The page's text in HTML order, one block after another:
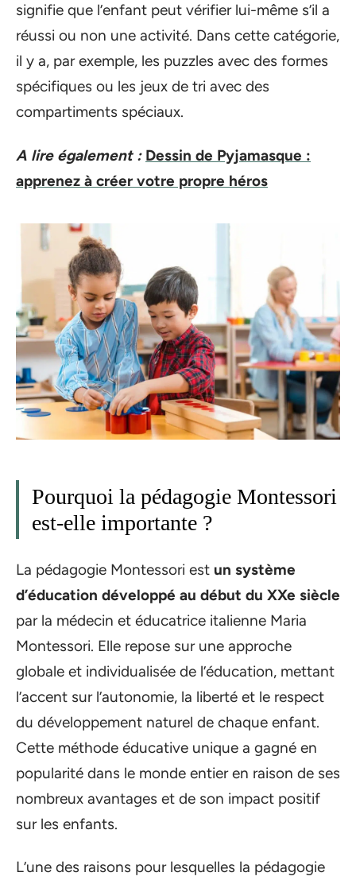
signifie que l’enfant peut vérifier lui-même s’il a
réussi ou non une activité. Dans cette catégorie,
il y a, par exemple, les puzzles avec des formes
spécifiques ou les jeux de tri avec des
compartiments spéciaux.
A lire également : Dessin de Pyjamasque :
apprenez à créer votre propre héros
Pourquoi la pédagogie Montessori
est-elle importante ?
La pédagogie Montessori est un système
d’éducation développé au début du XXe siècle
par la médecin et éducatrice italienne Maria
Montessori. Elle repose sur une approche
globale et individualisée de l’éducation, mettant
l’accent sur l’autonomie, la liberté et le respect
du développement naturel de chaque enfant.
Cette méthode éducative unique a gagné en
popularité dans le monde entier en raison de ses
nombreux avantages et de son impact positif
sur les enfants.
L’une des raisons pour lesquelles la pédagogie